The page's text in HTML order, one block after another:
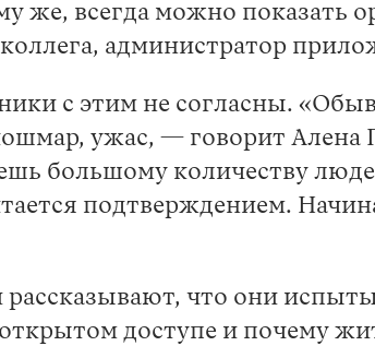
же, всегда можно показать
администратор
с этим не согласны.
ужас, — говорит Алена
большому количеству
подтверждением.
что они
доступе и почему